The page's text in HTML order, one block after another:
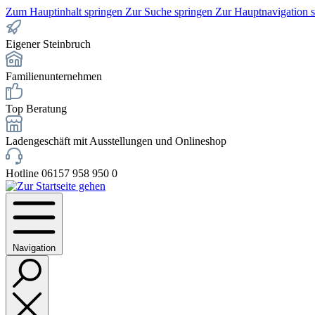
Zum Hauptinhalt springen Zur Suche springen Zur Hauptnavigation
Eigener Steinbruch
Familienunternehmen
Top Beratung
Ladengeschäft mit Ausstellungen und Onlineshop
Hotline 06157 958 950 0
Navigation